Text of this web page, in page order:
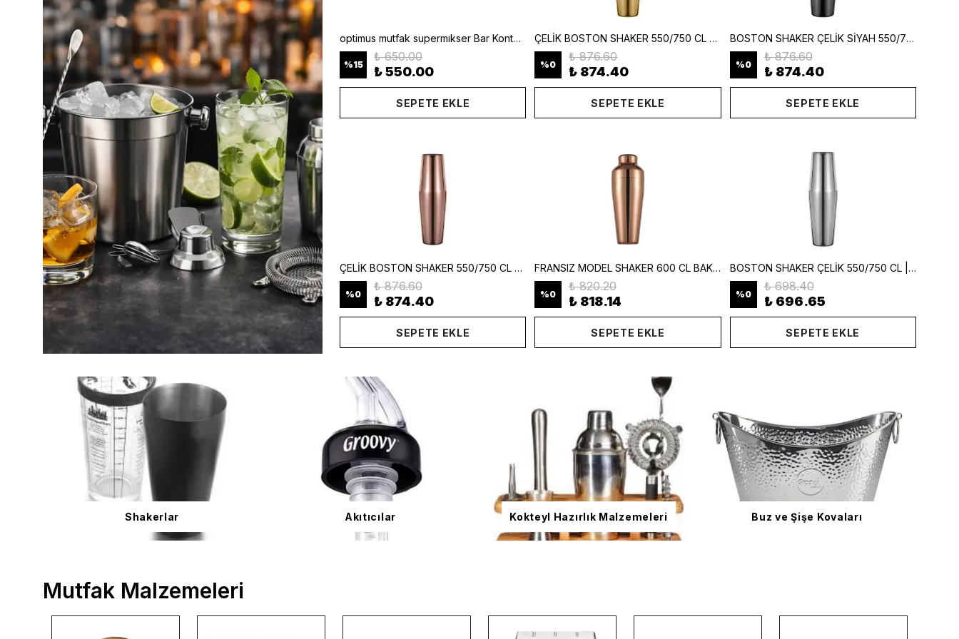
optimus mutfak supermıkser Bar Konteyner 6'lı 50×16×9 cm Kapaklı Polikarbon Organizer Bar & Kafe
%15
₺ 650.00
₺ 550.00
SEPETE EKLE
ÇELİK BOSTON SHAKER 550/750 CL ALTIN | Min. 2 Adet
%0
₺ 876.60
₺ 874.40
SEPETE EKLE
BOSTON SHAKER ÇELİK SİYAH 550/750 CL | Min. 2 Adet
%0
₺ 876.60
₺ 874.40
SEPETE EKLE
ÇELİK BOSTON SHAKER 550/750 CL BAKIR | Min. 2 Adet
%0
₺ 876.60
₺ 874.40
SEPETE EKLE
FRANSIZ MODEL SHAKER 600 CL BAKIR | Min. 2 Adet
%0
₺ 820.20
₺ 818.14
SEPETE EKLE
BOSTON SHAKER ÇELİK 550/750 CL | Min. 2 Adet
%0
₺ 698.40
₺ 696.65
SEPETE EKLE
Shakerlar Akıtıcılar Kokteyl Hazırlık Malzemeleri Buz ve Şişe Kovaları
Mutfak Malzemeleri